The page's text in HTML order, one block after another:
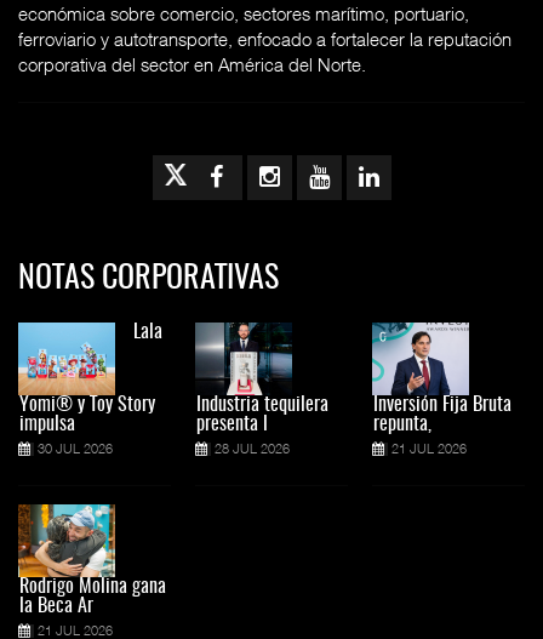
económica sobre comercio, sectores marítimo, portuario,
ferroviario y autotransporte, enfocado a fortalecer la reputación
corporativa del sector en América del Norte.
NOTAS CORPORATIVAS
Lala
Yomi® y Toy Story
impulsa
30 JUL 2026
Rodrigo Molina gana
la Beca Ar
21 JUL 2026
Industria tequilera
presenta l
28 JUL 2026
Inversión Fija Bruta
repunta,
21 JUL 2026